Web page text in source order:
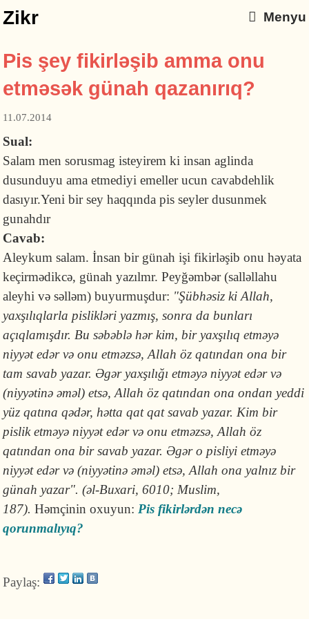
Zikr Menyu
Pis şey fikirləşib amma onu
etməsək günah qazanırıq?
11.07.2014
Sual:
Salam men sorusmag isteyirem ki insan aglinda
dusunduyu ama etmediyi emeller ucun cavabdehlik
dasıyır.Yeni bir sey haqqında pis seyler dusunmek
gunahdır
Cavab:
Aleykum salam. İnsan bir günah işi fikirləşib onu həyata
keçirmədikcə, günah yazılmr. Peyğəmbər (salləllahu
aleyhi və səlləm) buyurmuşdur: "Şübhəsiz ki Allah,
yaxşılıqlarla pislikləri yazmış, sonra da bunları
açıqlamışdır. Bu səbəblə hər kim, bir yaxşılıq etməyə
niyyət edər və onu etməzsə, Allah öz qatından ona bir
tam savab yazar. Əgər yaxşılığı etməyə niyyət edər və
(niyyətinə əməl) etsə, Allah öz qatından ona ondan yeddi
yüz qatına qədər, hətta qat qat savab yazar. Kim bir
pislik etməyə niyyət edər və onu etməzsə, Allah öz
qatından ona bir savab yazar. Əgər o pisliyi etməyə
niyyət edər və (niyyətinə əməl) etsə, Allah ona yalnız bir
günah yazar". (əl-Buxari, 6010; Muslim,
187).Həmçinin oxuyun: Pis fikirlərdən necə
qorunmalıyıq?
Paylaş: